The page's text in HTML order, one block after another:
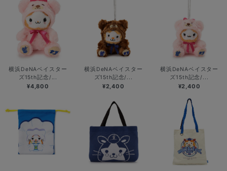
横浜DeNAベイスター
ズ15th記念/...
¥4,800
横浜DeNAベイスター
ズ15th記念/...
¥2,400
横浜DeNAベイスター
ズ15th記念/...
¥2,400